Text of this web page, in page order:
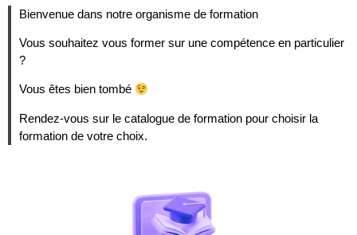
Bienvenue dans notre organisme de formation
Vous souhaitez vous former sur une compétence en particulier
?
Vous êtes bien tombé
Rendez-vous sur le catalogue de formation pour choisir la
formation de votre choix.